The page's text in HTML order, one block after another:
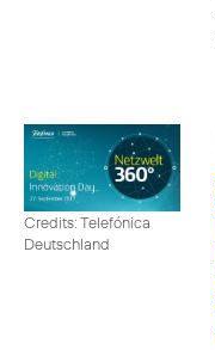
Credits: Telefónica
Deutschland